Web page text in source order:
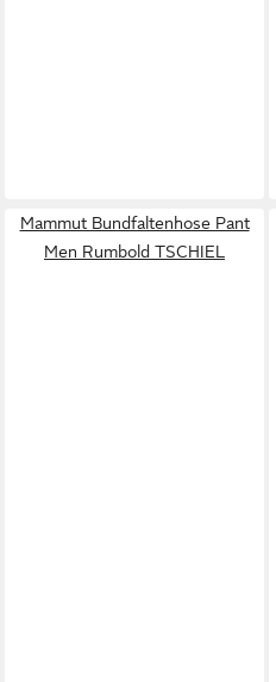
Mammut Bundfaltenhose Pant
Men Rumbold TSCHIEL